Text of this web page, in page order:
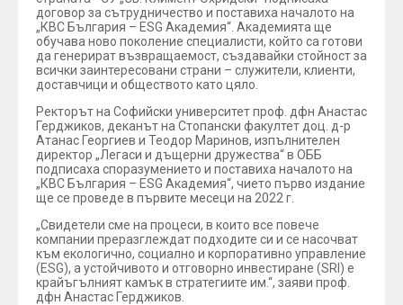
договор за сътрудничество и поставиха началото на
„КВС България – ESG Академия“. Академията ще
обучава ново поколение специалисти, който са готови
да генерират възвращаемост, създавайки стойност за
всички заинтересовани страни – служители, клиенти,
доставчици и обществото като цяло.
Ректорът на Софийски университет проф. дфн Анастас
Герджиков, деканът на Стопански факултет доц. д-р
Атанас Георгиев и Теодор Маринов, изпълнителен
директор „Легаси и дъщерни дружества“ в ОББ
подписаха споразумението и поставиха началото на
„КВС България – ESG Академия“, чието първо издание
ще се проведе в първите месеци на 2022 г.
„Свидетели сме на процеси, в които все повече
компании преразглеждат подходите си и се насочват
към екологично, социално и корпоративно управление
(ESG), а устойчивото и отговорно инвестиране (SRI) е
крайъгълният камък в стратегиите им.“, заяви проф.
дфн Анастас Герджиков.